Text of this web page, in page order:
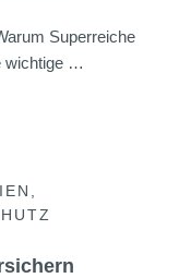
Superreiche
wichtige …